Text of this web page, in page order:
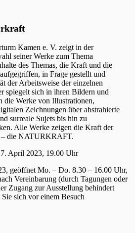
Kamen e. V. zeigt in der
seiner Werke zum Thema
des Themas, die Kraft und die
in Frage gestellt und
der Arbeitsweise der einzelnen
spiegelt sich in ihren Bildern und
die Werke von Illustrationen,
Zeichnungen über abstrahierte
surreale Sujets bis hin zu
Alle Werke zeigen die Kraft der
– die NATURKRAFT.
April 2023, 19.00 Uhr
geöffnet Mo. – Do. 8.30 – 16.00 Uhr,
Vereinbarung (durch Tagungen oder
Zugang zur Ausstellung behindert
sich vor einem Besuch